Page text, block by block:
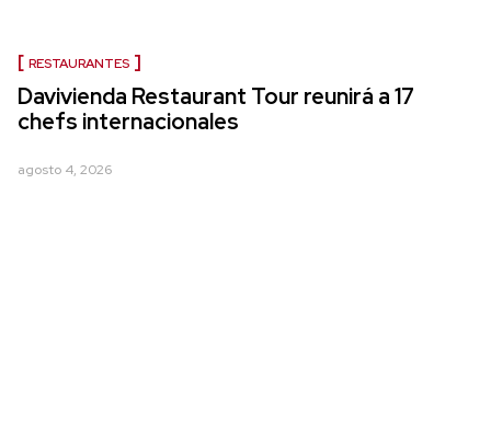
RESTAURANTES
Davivienda Restaurant Tour reunirá a 17
chefs internacionales
agosto 4, 2026